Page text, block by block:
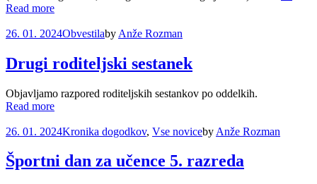
Read more
26. 01. 2024Obvestilaby Anže Rozman
Drugi roditeljski sestanek
Objavljamo razpored roditeljskih sestankov po oddelkih.
Read more
26. 01. 2024Kronika dogodkov, Vse noviceby Anže Rozman
Športni dan za učence 5. razreda